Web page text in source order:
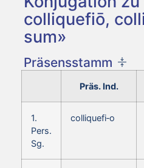
colliquefiō,
sum»
Präsensstamm
Präs. Ind.
1.
Pers.
Sg.
colliquefi‑o